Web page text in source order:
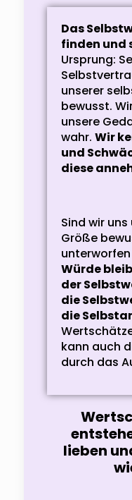
Das
finden und
Ursprung:
unserer
bewusst.
unsere
wahr. Wir
und
diese
Sind wir
Größe
Würde
der
die
die
kann auch
durch das
lieben